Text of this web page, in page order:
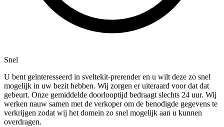
Snel
U bent geïnteresseerd in sveltekit-prerender en u wilt deze zo snel
mogelijk in uw bezit hebben. Wij zorgen er uiteraard voor dat dat
gebeurt. Onze gemiddelde doorlooptijd bedraagt slechts 24 uur. Wij
werken nauw samen met de verkoper om de benodigde gegevens te
verkrijgen zodat wij het domein zo snel mogelijk aan u kunnen
overdragen.